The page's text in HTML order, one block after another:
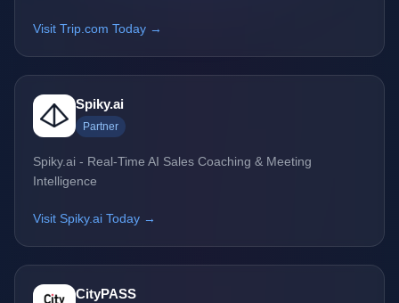
Visit Trip.com Today →
Spiky.ai
Partner
Spiky.ai - Real-Time AI Sales Coaching & Meeting
Intelligence
Visit Spiky.ai Today →
CityPASS